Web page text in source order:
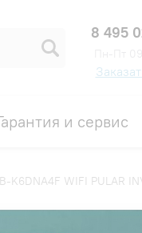
8 495
и сервис
K6DNA4F WIFI PULAR